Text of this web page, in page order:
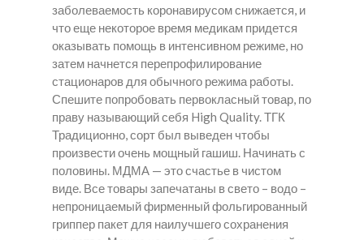
заболеваемость коронавирусом снижается, и
что еще некоторое время медикам придется
оказывать помощь в интенсивном режиме, но
затем начнется перепрофилирование
стационаров для обычного режима работы.
Спешите попробовать первокласный товар, по
праву называющий себя High Quality. ТГК
Традиционно, сорт был выведен чтобы
произвести очень мощный гашиш. Начинать с
половины. МДМА — это счастье в чистом
виде. Все товары запечатаны в свето – водо –
непроницаемый фирменный фольгированный
гриппер пакет для наилучшего сохранения